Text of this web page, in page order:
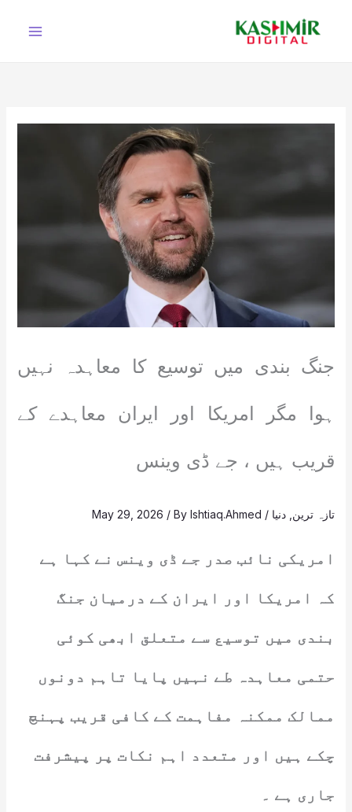
جنگ بندی میں توسیع کا معاہدہ نہیں
ہوا مگر امریکا اور ایران معاہدے کے
قریب ہیں ، جے ڈی وینس
تازہ ترین دنیا /
May 29, 2026 / ByIshtiaq.Ahmed
امریکی نائب صدر جے ڈی وینس نے کہا ہے
کہ امریکا اور ایران کے درمیان جنگ
بندی میں توسیع سے متعلق ابھی کوئی
حتمی معاہدہ طے نہیں پایا تاہم دونوں
ممالک ممکنہ مفاہمت کے کافی قریب پہنچ
چکے ہیں اور متعدد اہم نکات پر پیشرفت
جاری ہے ۔